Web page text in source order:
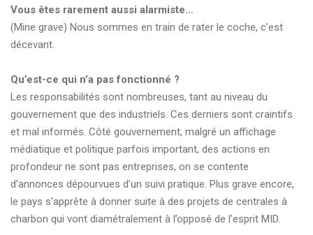
Vous êtes rarement aussi alarmiste…
(Mine grave) Nous sommes en train de rater le coche, c’est
décevant.
Qu’est-ce qui n’a pas fonctionné ?
Les responsabilités sont nombreuses, tant au niveau du
gouvernement que des industriels. Ces derniers sont craintifs
et mal informés. Côté gouvernement, malgré un affichage
médiatique et politique parfois important, des actions en
profondeur ne sont pas entreprises, on se contente
d’annonces dépourvues d’un suivi pratique. Plus grave encore,
le pays s’apprête à donner suite à des projets de centrales à
charbon qui vont diamétralement à l’opposé de l’esprit MID.